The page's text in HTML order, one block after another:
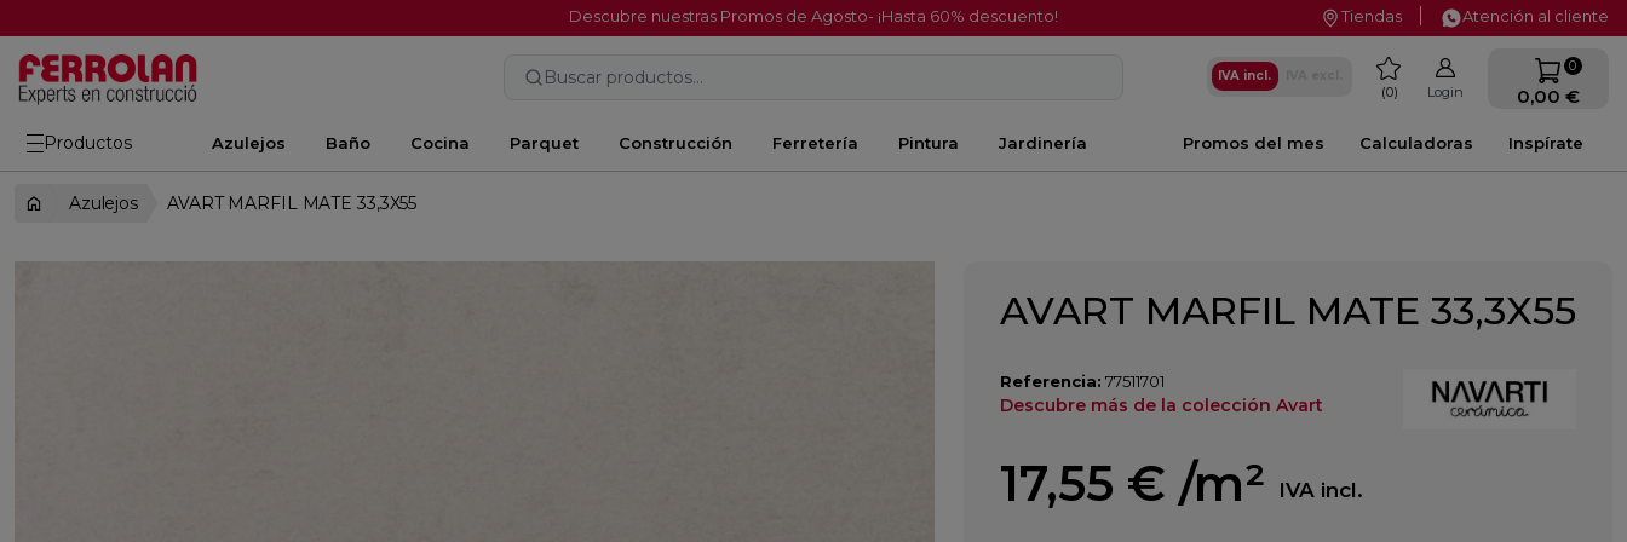
Descubre nuestras Promos de Agosto- ¡Hasta 60% descuento! Tiendas Atención al cliente
Buscar productos... IVA incl. favorite
0 Login
0
0,00 €
Productos Azulejos Baño Cocina Parquet Construcción Ferretería Pintura Jardinería Inspírate
Calculadoras
Promos del mes
Azulejos AVART MARFIL MATE 33,3X55
AVART MARFIL MATE 33,3X55
Referencia: 77511701
Descubre más de la colección Avart
17,55 € /m² IVA incl.